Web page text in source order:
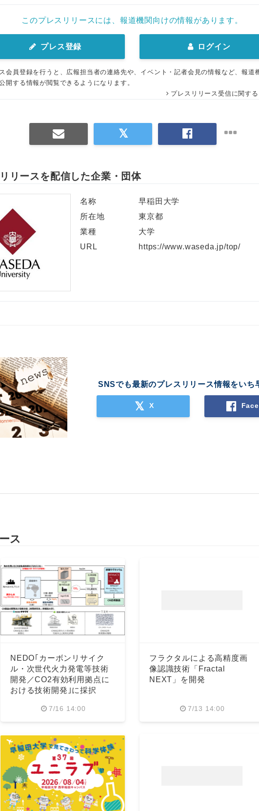
このプレスリリースには、報道機関向けの情報があります。
プレス登録 ログイン
会員登録を行うと、広報担当者の連絡先や、イベント・記者会見の情報など、報道
開する情報が閲覧できるようになります。
プレスリリース受信に関す
リースを配信した企業・団体
名称
早稲田大学
所在地
東京都
業種
大学
URL
https://www.waseda.jp/top/
SNSでも最新のプレスリリース情報をいち
X
ス
NEDO｢カーボンリサイク
ル・次世代火力発電等技術
開発／CO2有効利用拠点に
おける技術開発｣に採択
7/16 14:00
フラクタルによる高精度画
像認識技術「Fractal
NEXT」を開発
7/13 14:00
Japanese
English